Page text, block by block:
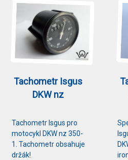
Tachometr Isgus
DKW nz
Tachometr Isgus pro
motocykl DKW nz 350-
1. Tachometr obsahuje
držák!